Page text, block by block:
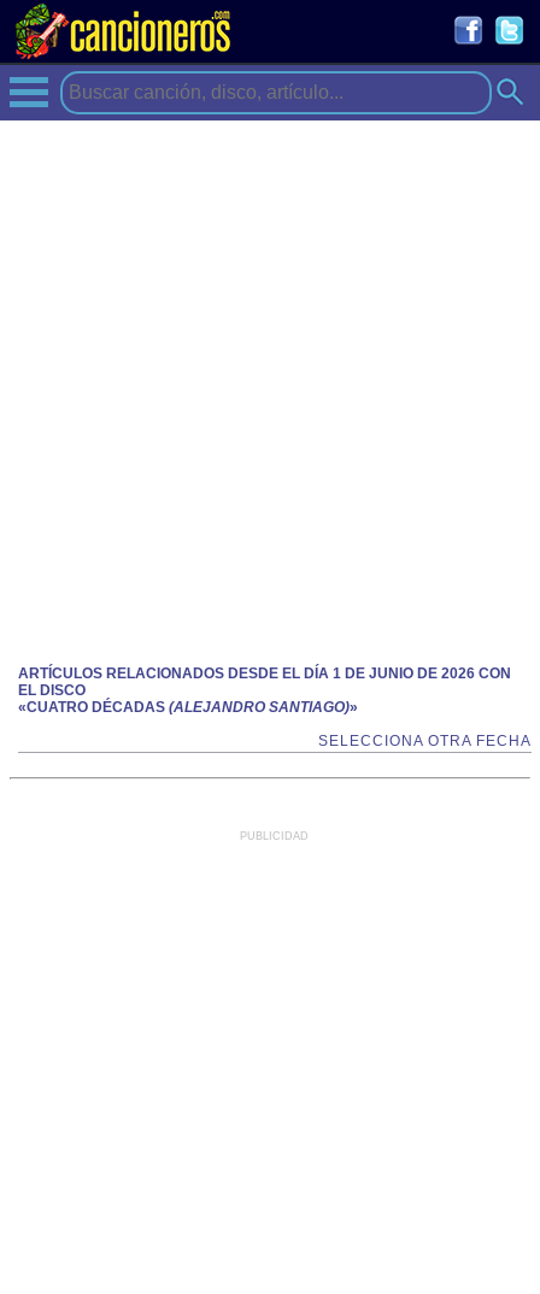
ARTÍCULOS RELACIONADOS DESDE EL DÍA 1 DE JUNIO DE 2026 CON
EL DISCO
«CUATRO DÉCADAS (ALEJANDRO SANTIAGO)»
SELECCIONA OTRA FECHA
PUBLICIDAD